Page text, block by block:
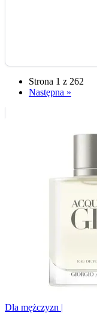
Strona 1 z 262
Następna »
Dla mężczyzn |